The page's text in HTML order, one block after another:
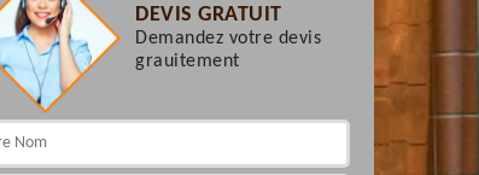
DEVIS GRATUIT
Demandez votre devis
grauitement